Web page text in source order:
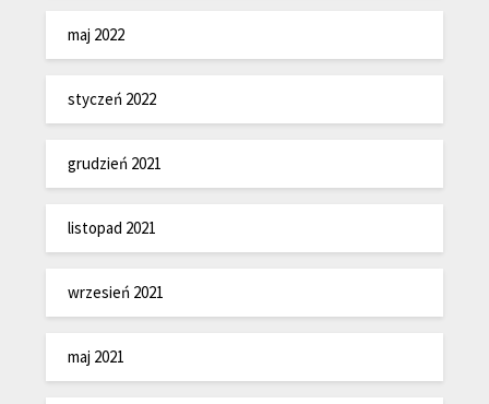
maj 2022
styczeń 2022
grudzień 2021
listopad 2021
wrzesień 2021
maj 2021